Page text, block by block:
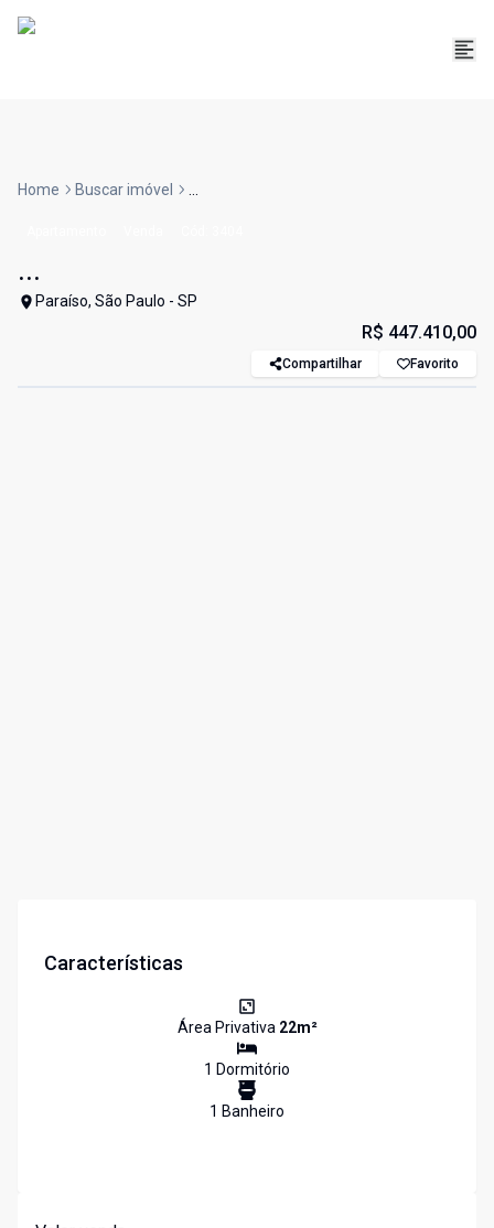
Home Buscar imóvel ...
...
Paraíso, São Paulo - SP
R$ 447.410,00
Compartilhar Favorito
Características
Área Privativa 22m²
1 Dormitório
1 Banheiro